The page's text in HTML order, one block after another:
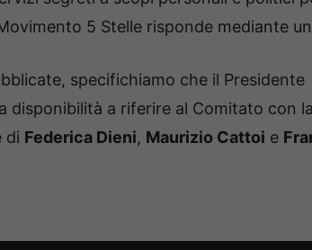
5 Stelle risponde mediante
specifichiamo che il Presidente
a riferire al Comitato con la
di Federica Dieni Maurizio Cattoi